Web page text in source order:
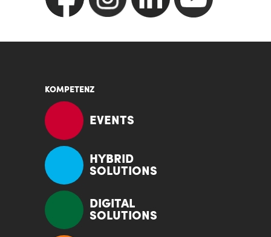
KOMPETENZ
EVENTS
HYBRID
SOLUTIONS
DIGITAL
SOLUTIONS